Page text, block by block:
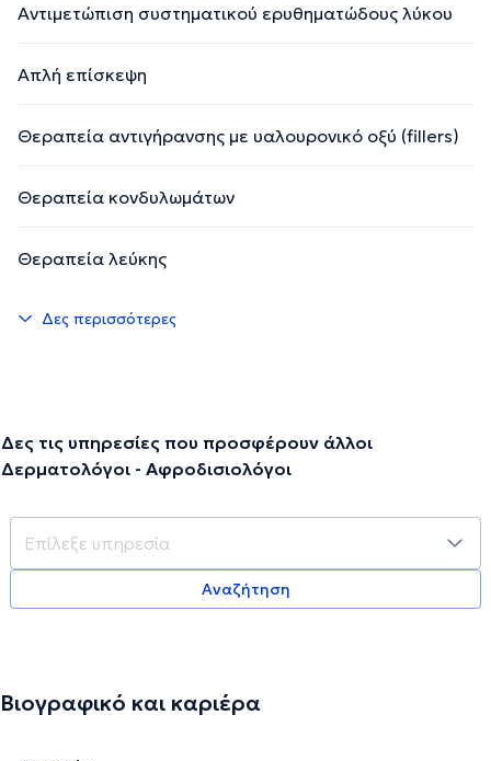
Αντιμετώπιση συστηματικού ερυθηματώδους λύκου
Απλή επίσκεψη
Θεραπεία αντιγήρανσης με υαλουρονικό οξύ (fillers)
Θεραπεία κονδυλωμάτων
Θεραπεία λεύκης
Δες περισσότερες
Δες τις υπηρεσίες που προσφέρουν άλλοι
Δερματολόγοι - Αφροδισιολόγοι
Αναζήτηση
Βιογραφικό και καριέρα